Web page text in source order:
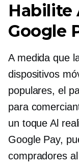
Habilite
Google
A medida que
dispositivos
populares, el
para
un toque Al
Google Pay,
compradores